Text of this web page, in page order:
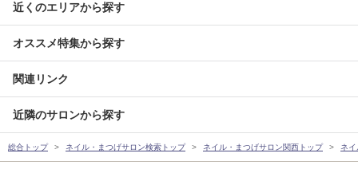
近くのエリアから探す
オススメ特集から探す
関連リンク
近隣のサロンから探す
総合トップ ネイル・まつげサロン検索トップ ネイル・まつげサロン関西トップ ネ